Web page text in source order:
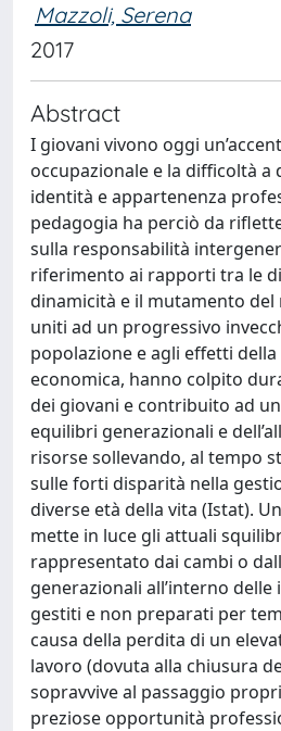
Mazzoli, Serena
2017
Abstract
I giovani vivono oggi
occupazionale e la difficoltà
identità e appartenenza
pedagogia ha perciò da
sulla responsabilità
riferimento ai rapporti tra le
dinamicità e il mutamento del
uniti ad un progressivo
popolazione e agli effetti
economica, hanno colpito
dei giovani e contribuito ad
equilibri generazionali e
risorse sollevando, al tempo
sulle forti disparità nella
diverse età della vita (Istat).
mette in luce gli attuali
rappresentato dai cambi o
generazionali all’interno delle
gestiti e non preparati per
causa della perdita di un
lavoro (dovuta alla chiusura
sopravvive al passaggio
preziose opportunità